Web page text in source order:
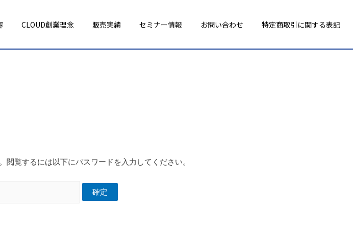
CLOUD創業理念 販売実績 セミナー情報 お問い合わせ 特定商取引に関する表記
覧するには以下にパスワードを入力してください。